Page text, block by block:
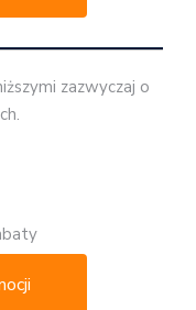
zazwyczaj o